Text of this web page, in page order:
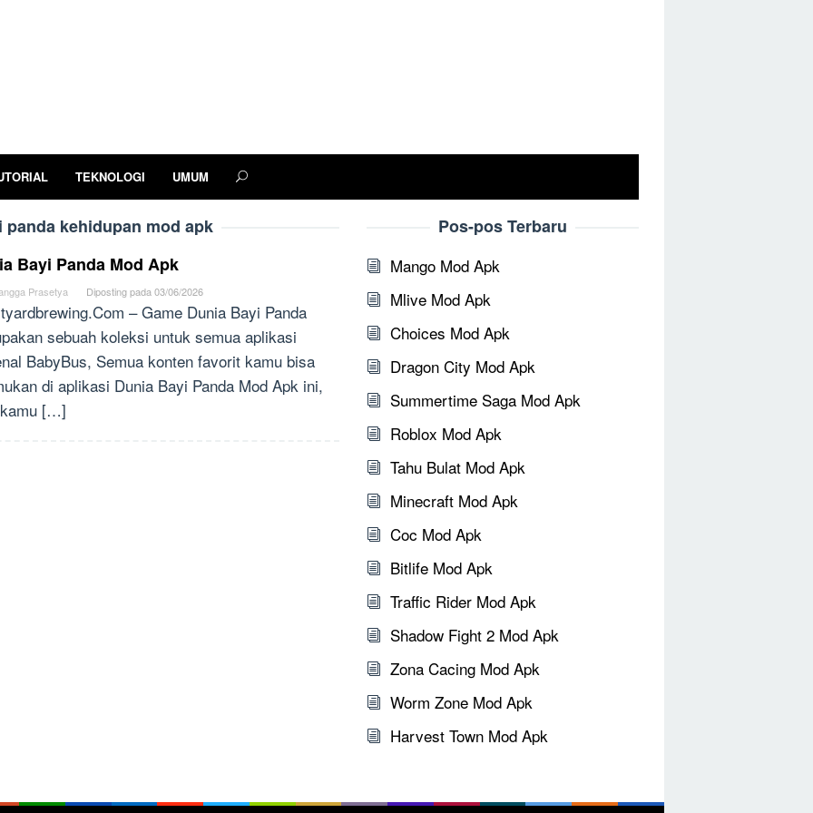
TEKNOLOGI UMUM
panda kehidupan mod apk
Bayi Panda Mod Apk
Prasetya Diposting pada 03/06/2026
– Game Dunia Bayi Panda
sebuah koleksi untuk semua aplikasi
BabyBus, Semua konten favorit kamu bisa
di aplikasi Dunia Bayi Panda Mod Apk ini,
[…]
Pos-pos Terbaru
Mango Mod Apk
Mlive Mod Apk
Choices Mod Apk
Dragon City Mod Apk
Summertime Saga Mod Apk
Roblox Mod Apk
Tahu Bulat Mod Apk
Minecraft Mod Apk
Coc Mod Apk
Bitlife Mod Apk
Traffic Rider Mod Apk
Shadow Fight 2 Mod Apk
Zona Cacing Mod Apk
Worm Zone Mod Apk
Harvest Town Mod Apk